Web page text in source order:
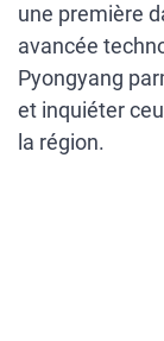
une première
avancée
Pyongyang
et inquiéter
la région.